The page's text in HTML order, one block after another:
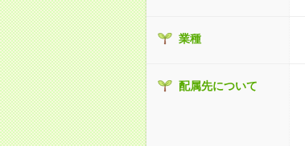
業種
配属先について